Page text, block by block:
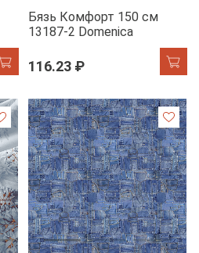
Бязь Комфорт 150 см
13187-2 Domenica
116.23 ₽